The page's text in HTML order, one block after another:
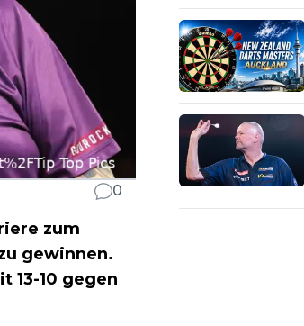
0
zum
gewinnen.
13-10 gegen